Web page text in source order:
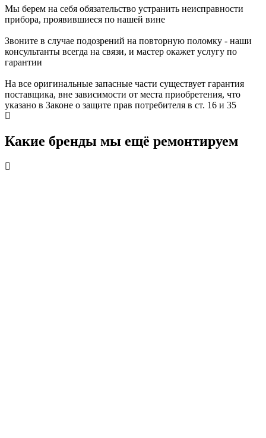
Мы берем на себя обязательство устранить неисправности
прибора, проявившиеся по нашей вине
Звоните в случае подозрений на повторную поломку - наши
консультанты всегда на связи, и мастер окажет услугу по
гарантии
На все оригинальные запасные части существует гарантия
поставщика, вне зависимости от места приобретения, что
указано в Законе о защите прав потребителя в ст. 16 и 35
Какие бренды мы ещё ремонтируем